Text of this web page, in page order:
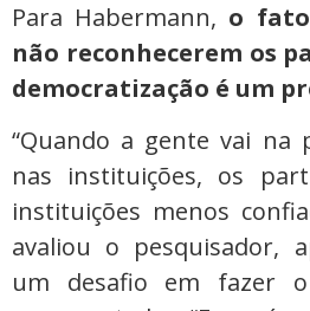
Para Habermann, o fato
não reconhecerem os
democratização é um
“Quando a gente vai na
nas instituições, os
instituições menos
avaliou o pesquisador,
um desafio em fazer